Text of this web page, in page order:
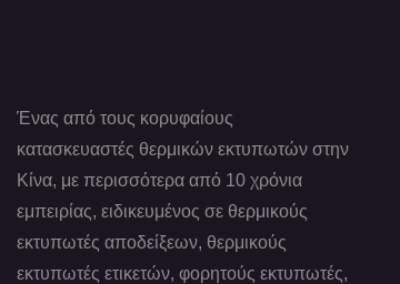
Ένας από τους κορυφαίους
κατασκευαστές θερμικών εκτυπωτών στην
Κίνα, με περισσότερα από 10 χρόνια
εμπειρίας, ειδικευμένος σε θερμικούς
εκτυπωτές αποδείξεων, θερμικούς
εκτυπωτές ετικετών, φορητούς εκτυπωτές,